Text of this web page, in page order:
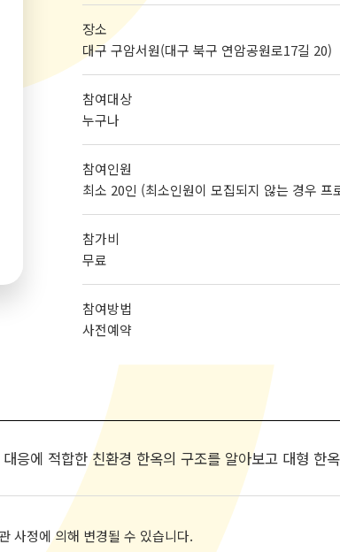
장소
대구 구암서원(대구 북구 연암공원로17길 20)
참여대상
누구나
참여인원
최소 20인 (최소인원이 모집되지 않는 경우 프
참가비
무료
참여방법
사전예약
응에 적합한 친환경 한옥의 구조를 알아보고 대형
사정에 의해 변경될 수 있습니다.